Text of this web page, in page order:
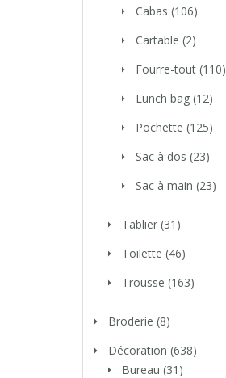
Cabas (106)
Cartable (2)
Fourre-tout (110)
Lunch bag (12)
Pochette (125)
Sac à dos (23)
Sac à main (23)
Tablier (31)
Toilette (46)
Trousse (163)
Broderie (8)
Décoration (638)
Bureau (31)